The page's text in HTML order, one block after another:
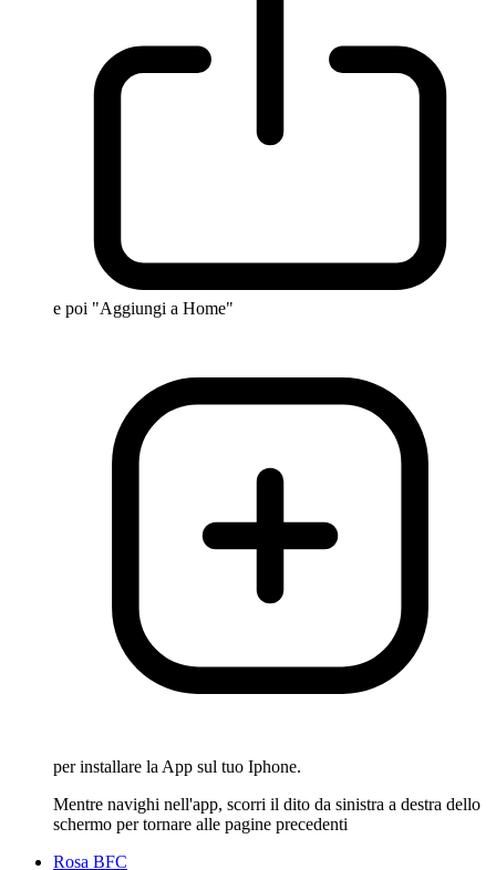
e poi "Aggiungi a Home"
per installare la App sul tuo Iphone.
Mentre navighi nell'app, scorri il dito da sinistra a destra dello
schermo per tornare alle pagine precedenti
Rosa BFC